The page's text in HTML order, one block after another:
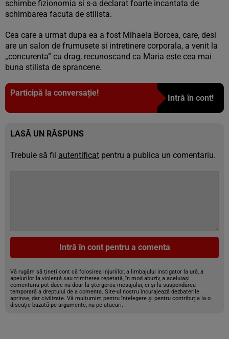
schimbe fizionomia si s-a declarat foarte incantata de
schimbarea facuta de stilista.
Cea care a urmat dupa ea a fost Mihaela Borcea, care, desi
are un salon de frumusete si intretinere corporala, a venit la
„concurenta” cu drag, recunoscand ca Maria este cea mai
buna stilista de sprancene.
Participă la conversație!
Intră în cont!
LASĂ UN RĂSPUNS
Trebuie să fii autentificat pentru a publica un comentariu.
Intră în cont pentru a comenta
Vă rugăm să țineți cont că folosirea injuriilor, a limbajului instigator la ură, a
apelurilor la violență sau trimiterea repetată, în mod abuziv, a aceluiași
comentariu pot duce nu doar la ștergerea mesajului, ci și la suspendarea
temporară a dreptului de a comenta. Site-ul nostru încurajează dezbaterile
aprinse, dar civilizate. Vă mulțumim pentru înțelegere și pentru contribuția la o
discuție bazată pe argumente, nu pe atacuri.